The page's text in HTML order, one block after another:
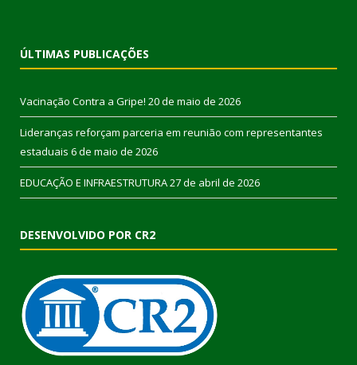
ÚLTIMAS PUBLICAÇÕES
Vacinação Contra a Gripe! 20 de maio de 2026
Lideranças reforçam parceria em reunião com representantes
estaduais 6 de maio de 2026
EDUCAÇÃO E INFRAESTRUTURA27 de abril de 2026
DESENVOLVIDO POR CR2